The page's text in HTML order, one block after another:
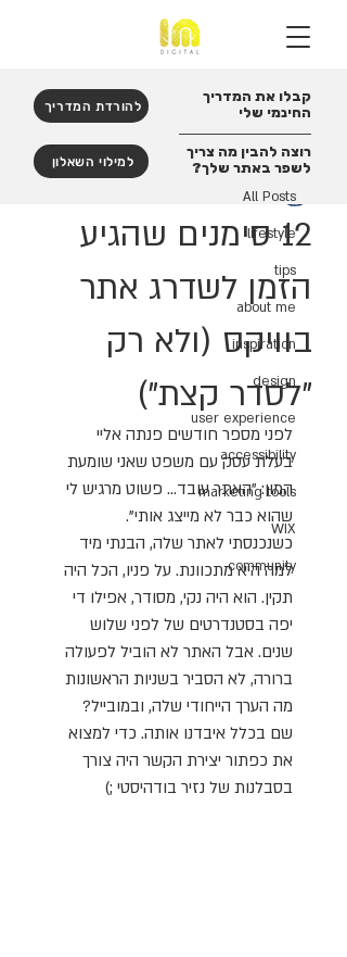
קבלו את המדריך
החינמי שלי
להורדת המדריך
רוצה להבין מה צריך
לשפר באתר שלך?
למילוי השאלון
פוסט
All Posts
lifestyle
tips
about me
inspiration
design
user experience
accessibility
marketing tools
WIX
community
All Posts
12 סימנים שהגיע
הזמן לשדרג אתר
בוויקס (ולא רק
"לסדר קצת")
Ifat Moran-Reinberg
זמן קריאה 2 דקות
לפני מספר חודשים פנתה אליי
בעלת עסק עם משפט שאני שומעת
המון: "האתר עובד... פשוט מרגיש לי
שהוא כבר לא מייצג אותי".
כשנכנסתי לאתר שלה, הבנתי מיד
למה היא מתכוונת. על פניו, הכל היה
תקין. הוא היה נקי, מסודר, אפילו די
יפה בסטנדרטים של לפני שלוש
שנים. אבל האתר לא הוביל לפעולה
ברורה, לא הסביר בשניות הראשונות
מה הערך הייחודי שלה, ובמובייל?
שם בכלל איבדנו אותה. כדי למצוא
את כפתור יצירת הקשר היה צורך
בסבלנות של נזיר בודהיסטי ;)